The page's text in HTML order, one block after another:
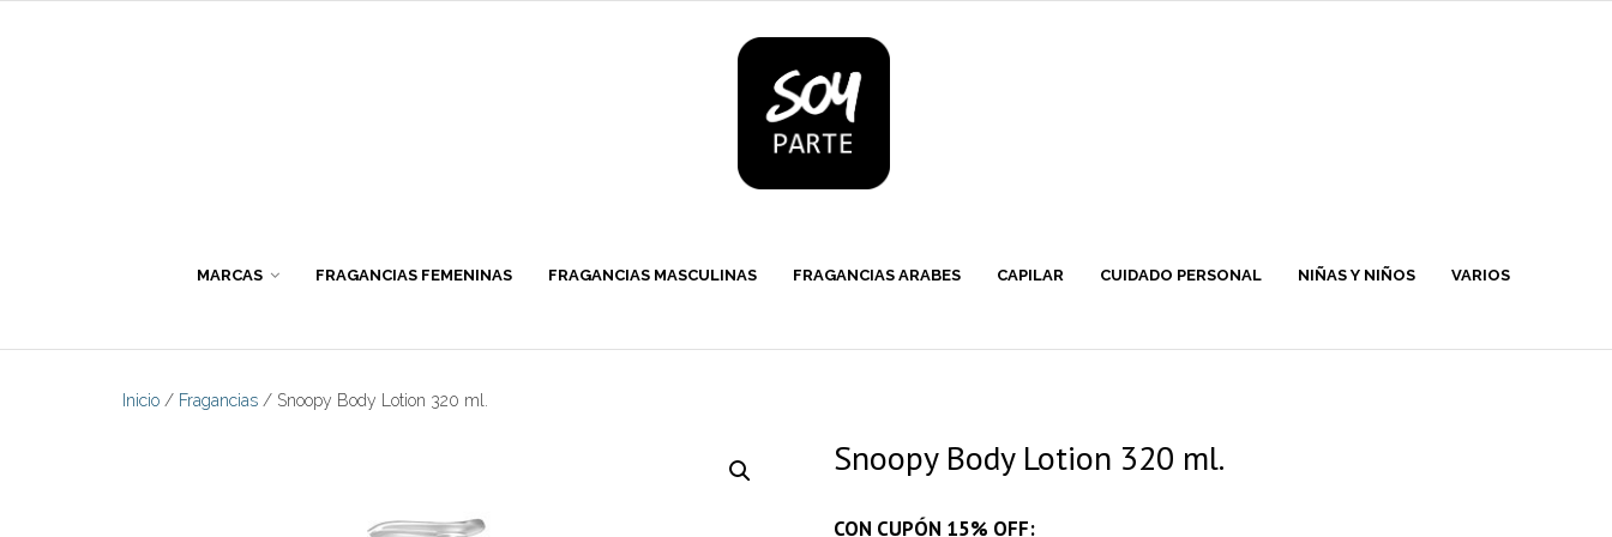
MARCAS FRAGANCIAS FEMENINAS FRAGANCIAS MASCULINAS FRAGANCIAS ARABES CAPILAR CUIDADO PERSONAL NIÑAS Y NIÑOS VARIOS
Inicio / Fragancias / Snoopy Body Lotion 320 ml.
Snoopy Body Lotion 320 ml.
CON CUPÓN 15% OFF: